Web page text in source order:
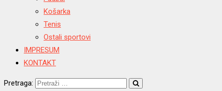
Košarka
Tenis
Ostali sportovi
IMPRESUM
KONTAKT
Pretraga: